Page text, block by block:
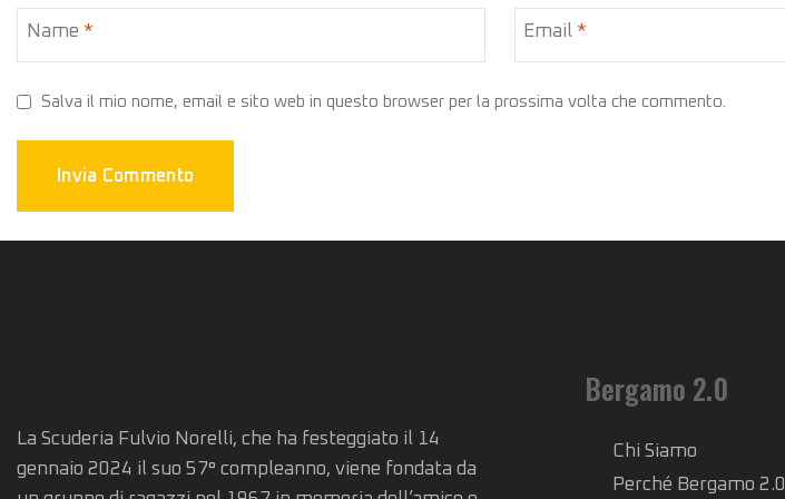
Name * Email *
Salva il mio nome, email e sito web in questo browser per la prossima volta che commento.
La Scuderia Fulvio Norelli, che ha festeggiato il 14
gennaio 2024 il suo 57° compleanno, viene fondata da
Bergamo 2.0
Chi Siamo
Perché Bergamo 2.0